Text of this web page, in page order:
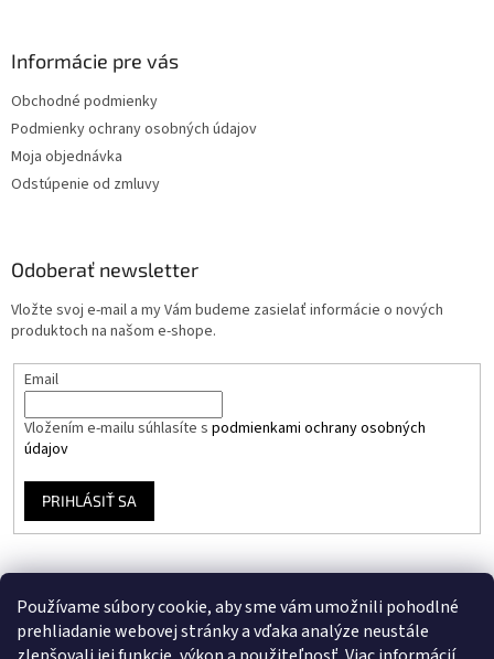
Používame súbory cookie, aby sme vám umožnili pohodlné
prehliadanie webovej stránky a vďaka analýze neustále
Informácie pre vás
Obchodné podmienky
Podmienky ochrany osobných údajov
Moja objednávka
Odstúpenie od zmluvy
Odoberať newsletter
Vložte svoj e-mail a my Vám budeme zasielať informácie o nových
produktoch na našom e-shope.
Email
Vložením e-mailu súhlasíte s podmienkami ochrany osobných
údajov
PRIHLÁSIŤ SA